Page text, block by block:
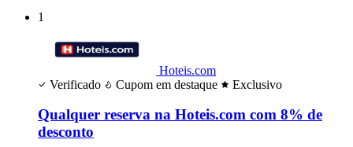
1
Hoteis.com
Verificado
Cupom em destaque Exclusivo
Qualquer reserva na Hoteis.com com 8% de
desconto